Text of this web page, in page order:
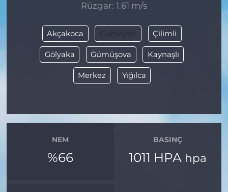
Rüzgar: 1.61 m/s
Akçakoca Cumayeri Çilimli
Gölyaka Gümüşova Kaynaşlı
Merkez Yığılca
NEM
%66
BASINÇ
1011 HPA hpa